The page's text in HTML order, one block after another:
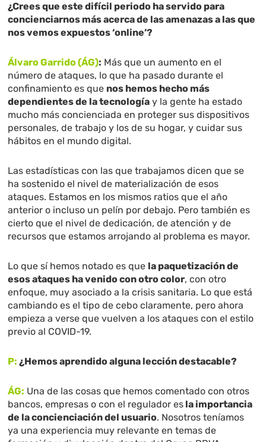
¿Crees que este difícil periodo ha servido para
concienciarnos más acerca de las amenazas a las que
nos vemos expuestos ‘online’?
Álvaro Garrido (ÁG): Más que un aumento en el
número de ataques, lo que ha pasado durante el
confinamiento es que nos hemos hecho más
dependientes de la tecnología y la gente ha estado
mucho más concienciada en proteger sus dispositivos
personales, de trabajo y los de su hogar, y cuidar sus
hábitos en el mundo digital.
Las estadísticas con las que trabajamos dicen que se
ha sostenido el nivel de materialización de esos
ataques. Estamos en los mismos ratios que el año
anterior o incluso un pelín por debajo. Pero también es
cierto que el nivel de dedicación, de atención y de
recursos que estamos arrojando al problema es mayor.
Lo que sí hemos notado es que la paquetización de
esos ataques ha venido con otro color, con otro
enfoque, muy asociado a la crisis sanitaria. Lo que está
cambiando es el tipo de cebo claramente, pero ahora
empieza a verse que vuelven a los ataques con el estilo
previo al COVID-19.
P: ¿Hemos aprendido alguna lección destacable?
ÁG: Una de las cosas que hemos comentado con otros
bancos, empresas o con el regulador es la importancia
de la concienciación del usuario. Nosotros teníamos
ya una experiencia muy relevante en temas de